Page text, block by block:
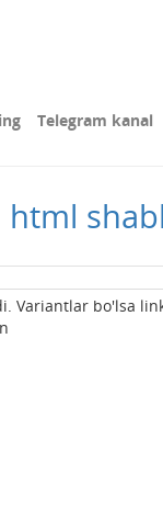
Telegram kanal
Variantlar bo'lsa